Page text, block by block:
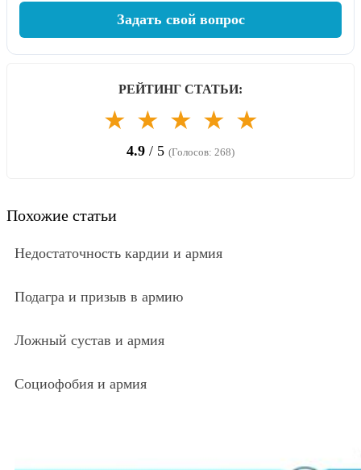
Задать свой вопрос
РЕЙТИНГ СТАТЬИ:
★ ★ ★ ★ ★
4.9 / 5 (Голосов: 268)
Похожие статьи
Недостаточность кардии и армия
Подагра и призыв в армию
Ложный сустав и армия
Социофобия и армия